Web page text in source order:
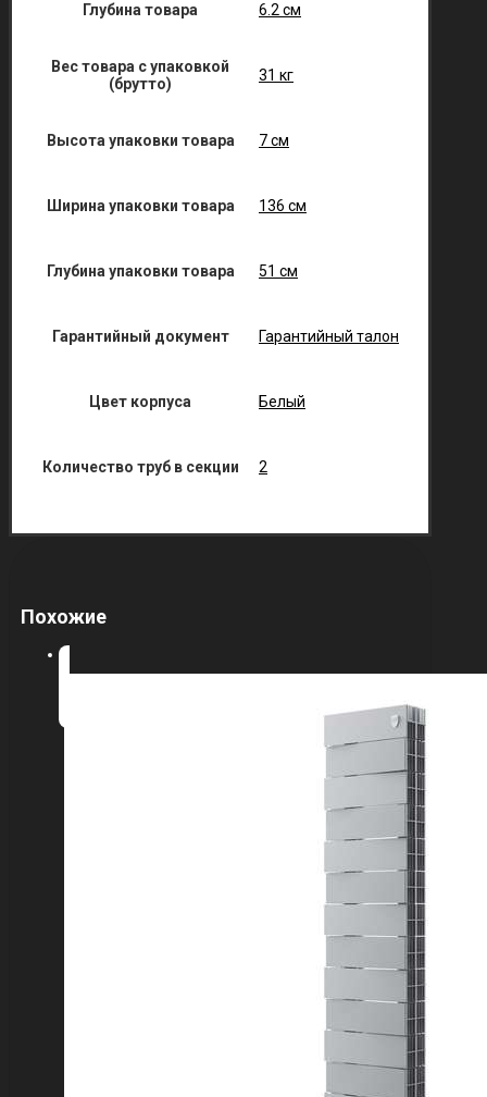
Глубина товара 6.2 см
Вес товара с упаковкой
(брутто)
31 кг
Высота упаковки товара 7 см
Ширина упаковки товара 136 см
Глубина упаковки товара 51 см
Гарантийный документ Гарантийный талон
Цвет корпуса Белый
Количество труб в секции 2
Похожие